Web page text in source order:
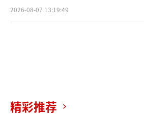
2026-08-07 13:19:49
精彩推荐